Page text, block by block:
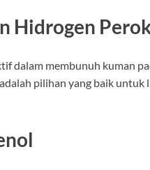
Hidrogen
dalam membunuh kuman
pilihan yang baik